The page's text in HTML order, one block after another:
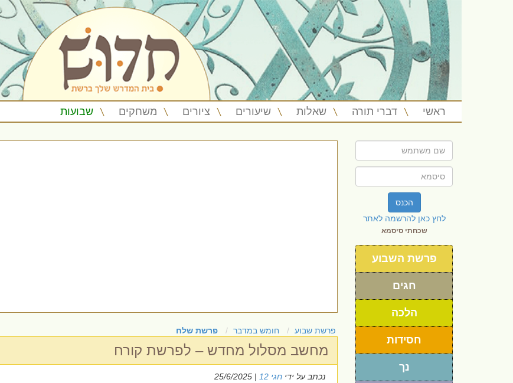
ראשי דברי תורה שאלות שיעורים ציורים משחקים שבועות
הכנס
לחץ כאן להרשמה לאתר
שכחתי סיסמא
פרשת השבוע
חגים
הלכה
חסידות
נך
פרשת שבוע חומש במדבר פרשת שלח
מחשב מסלול מחדש – לפרשת קורח
נכתב על ידי חגי 12 | 25/6/2025